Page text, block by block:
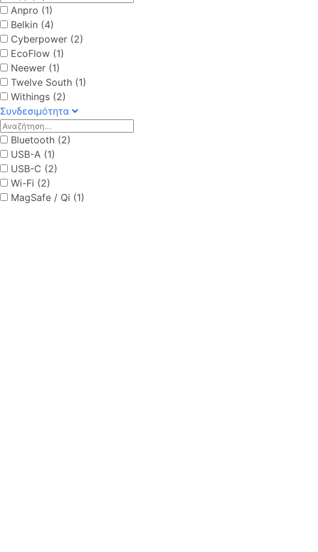
Anpro (1)
Belkin (4)
Cyberpower (2)
EcoFlow (1)
Neewer (1)
Twelve South (1)
Withings (2)
Συνδεσιμότητα
Bluetooth (2)
USB-A (1)
USB-C (2)
Wi-Fi (2)
MagSafe / Qi (1)